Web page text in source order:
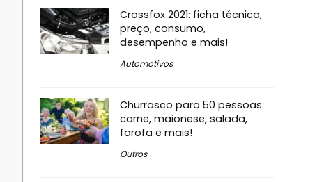
Crossfox 2021: ficha técnica,
preço, consumo,
desempenho e mais!
Automotivos
Churrasco para 50 pessoas:
carne, maionese, salada,
farofa e mais!
Outros